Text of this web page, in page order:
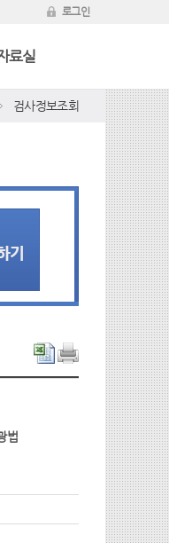
로그인
료실
검사정보조회
법